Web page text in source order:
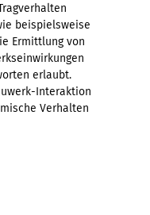
beispielsweise
Ermittlung von
erlaubt.
Interaktion
Verhalten